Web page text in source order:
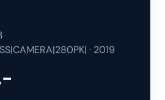
· 2019